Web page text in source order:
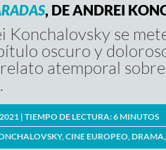
, DE ANDREI
Konchalovsky se
oscuro y
atemporal
| TIEMPO DE LECTURA:6MINUTOS
,CINE EUROPEO,DRAMA,